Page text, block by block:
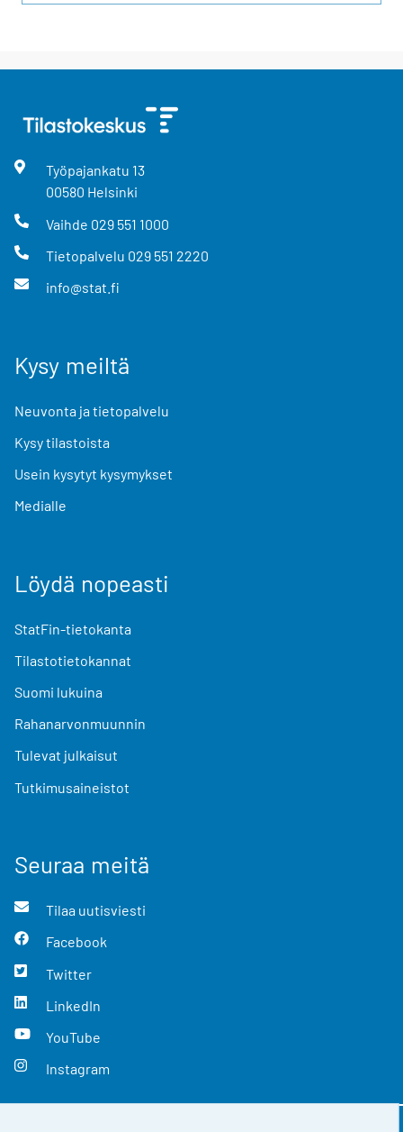
Työpajankatu 13
00580 Helsinki
Vaihde 029 551 1000
Tietopalvelu 029 551 2220
info@stat.fi
Kysy meiltä
Neuvonta ja tietopalvelu
Kysy tilastoista
Usein kysytyt kysymykset
Medialle
Löydä nopeasti
StatFin-tietokanta
Tilastotietokannat
Suomi lukuina
Rahanarvonmuunnin
Tulevat julkaisut
Tutkimusaineistot
Seuraa meitä
Tilaa uutisviesti
Facebook
Twitter
LinkedIn
YouTube
Instagram